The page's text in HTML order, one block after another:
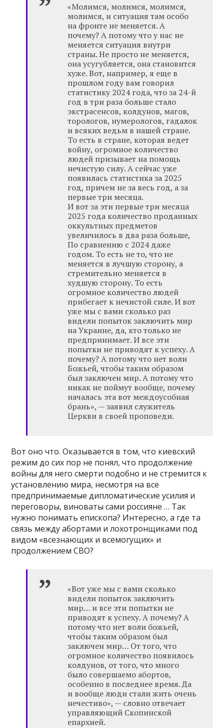
«Молимся, молимся, молимся,
молимся, и ситуация там особо
на фронте не меняется. А
почему? А потому что у нас не
меняется ситуация внутри
страны. Не просто не меняется,
она усугубляется, она становится
хуже. Вот, например, я еще в
прошлом году вам говорил
статистику 2024 года, что за 24-й
год в три раза больше стало
экстрасенсов, колдунов, магов,
торологов, нумерологов, гадалок
и всяких ведьм в нашей стране.
То есть в стране, которая ведет
войну, огромное количество
людей призывает на помощь
нечистую силу. А сейчас уже
появилась статистика за 2025
год, причем не за весь год, а за
первые три месяца.
И вот за эти первые три месяца
2025 года количество проданных
оккультных предметов
увеличилось в два раза больше,
По сравнению с 2024 даже
годом. То есть не то, что не
меняется в лучшую сторону, а
стремительно меняется в
худшую сторону. То есть
огромное количество людей
прибегает к нечистой силе. И вот
уже мы с вами сколько раз
видели попыток заключить мир
на Украине, да, кто только не
предпринимает. И все эти
попытки не приводят к успеху. А
почему? А потому что нет воли
Божьей, чтобы таким образом
был заключен мир. А потому что
никак не поймут вообще, почему
началась эта вот междоусобная
брань», — заявил служитель
Церкви в своей проповеди.
Вот оно что. Оказывается в том, что киевский
режим до сих пор не понял, что продолжение
войны для него смерти подобно и не стремится к
установлению мира, несмотря на все
предпринимаемые дипломатические усилия и
переговоры, виноваты сами россияне … Так
нужно понимать епископа? Интересно, а где та
связь между абортами и лохотронщиками под
видом «всезнающих и всемогущих» и
продолжением СВО?
«Вот уже мы с вами сколько
видели попыток заключить
мир… и все эти попытки не
приводят к успеху. А почему? А
потому что нет воли божьей,
чтобы таким образом был
заключен мир… От того, что
огромное количество появилось
колдунов, от того, что много
было совершаемо абортов,
особенно в последнее время. Да
и вообще люди стали жить очень
нечестиво», — словно отвечает
управляющий Скопинской
епархией.